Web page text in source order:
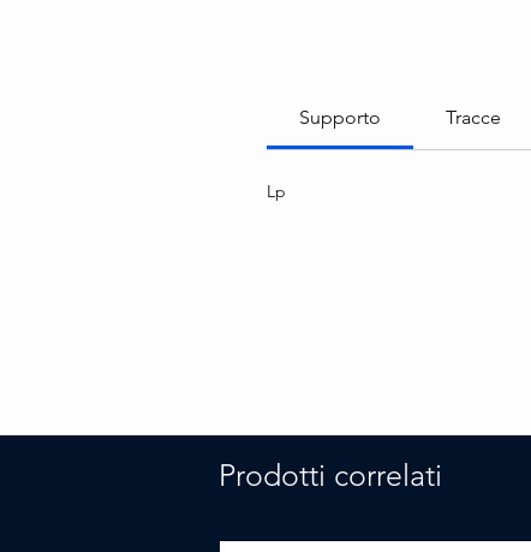
Supporto Tracce
Lp
Prodotti correlati